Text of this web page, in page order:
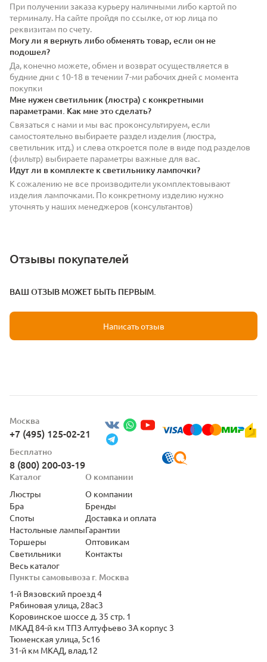
При получении заказа курьеру наличными либо картой по
терминалу. На сайте пройдя по ссылке, от юр лица по
реквизитам по счету.
Могу ли я вернуть либо обменять товар, если он не
подошел?
Да, конечно можете, обмен и возврат осуществляется в
будние дни с 10-18 в течении 7-ми рабочих дней с момента
покупки
Мне нужен светильник (люстра) с конкретными
параметрами. Как мне это сделать?
Связаться с нами и мы вас проконсультируем, если
самостоятельно выбираете раздел изделия (люстра,
светильник итд.) и слева откроется поле в виде под разделов
(фильтр) выбираете параметры важные для вас.
Идут ли в комплекте к светильнику лампочки?
К сожалению не все производители укомплектовывают
изделия лампочками. По конкретному изделию нужно
уточнять у наших менеджеров (консультантов)
Отзывы покупателей
ВАШ ОТЗЫВ МОЖЕТ БЫТЬ ПЕРВЫМ.
Написать отзыв
Москва
+7 (495) 125-02-21
Бесплатно
8 (800) 200-03-19
Пункты самовывоза г. Москва
1-й Вязовский проезд 4
Рябиновая улица, 28ас3
Коровинское шоссе д. 35 стр. 1
МКАД 84-й км ТПЗ Алтуфьево 3А корпус 3
Тюменская улица, 5с16
31-й км МКАД, влад.12
Каталог
Люстры
Бра
Споты
Настольные лампы
Торшеры
Светильники
Весь каталог
О компании
О компании
Бренды
Доставка и оплата
Гарантии
Оптовикам
Контакты